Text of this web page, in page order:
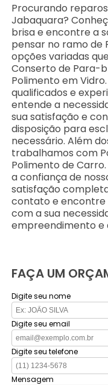
Procurando
Jabaquara?
brisa e encontre a
pensar no ramo de
opções variadas
Conserto de Para-
Polimento em
qualificados e
entende a
sua satisfação e
disposição para
necessário. Além
trabalhamos com
Polimento de
a confiança de
satisfação
contato e encontre
com a sua
empreendimento e
FAÇA UM
Digite seu nome
Digite seu email
Digite seu telefone
Mensagem